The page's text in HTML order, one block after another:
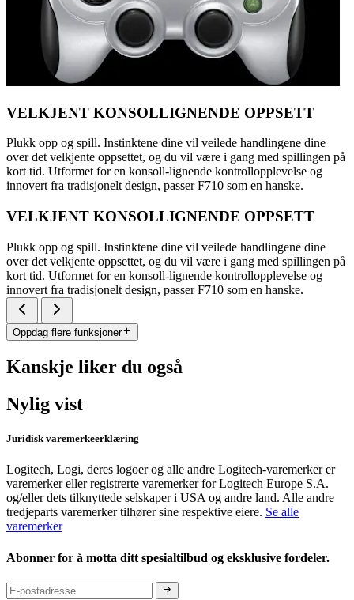
VELKJENT KONSOLLIGNENDE OPPSETT
Plukk opp og spill. Instinktene dine vil veilede handlingene dine
over det velkjente oppsettet, og du vil være i gang med spillingen på
kort tid. Utformet for en konsoll-lignende kontrollopplevelse og
innovert fra tradisjonelt design, passer F710 som en hanske.
VELKJENT KONSOLLIGNENDE OPPSETT
Plukk opp og spill. Instinktene dine vil veilede handlingene dine
over det velkjente oppsettet, og du vil være i gang med spillingen på
kort tid. Utformet for en konsoll-lignende kontrollopplevelse og
innovert fra tradisjonelt design, passer F710 som en hanske.
Oppdag flere funksjoner
Kanskje liker du også
Nylig vist
Juridisk varemerkeerklæring
Logitech, Logi, deres logoer og alle andre Logitech-varemerker er
varemerker eller registrerte varemerker for Logitech Europe S.A.
og/eller dets tilknyttede selskaper i USA og andre land. Alle andre
tredjeparts varemerker tilhører sine respektive eiere. Se alle
varemerker
Abonner for å motta ditt spesialtilbud og eksklusive fordeler.